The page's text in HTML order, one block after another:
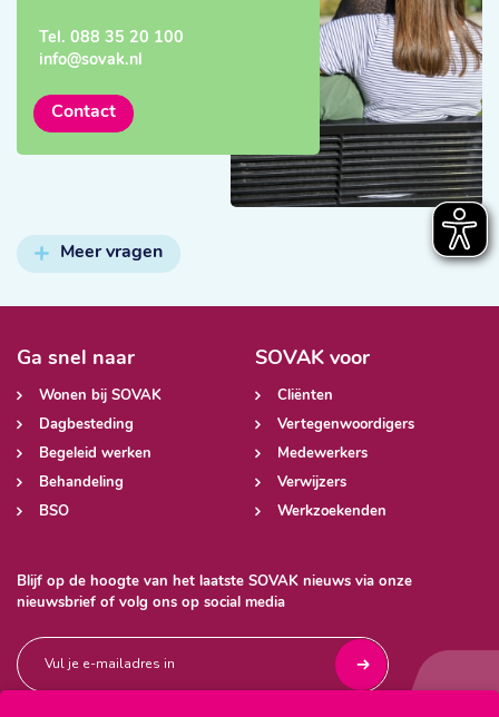
Tel. 088 35 20 100
info@sovak.nl
Contact
Meer vragen
Blijf op de hoogte van het laatste SOVAK nieuws via onze
nieuwsbrief of volg ons op social media
Ga snel naar
Wonen bij SOVAK
Dagbesteding
Begeleid werken
Behandeling
BSO
SOVAK voor
Cliënten
Vertegenwoordigers
Medewerkers
Verwijzers
Werkzoekenden